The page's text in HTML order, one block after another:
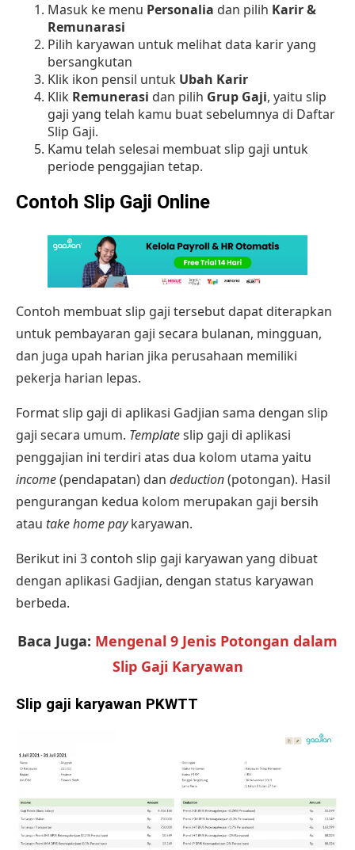
Masuk ke menu Personalia dan pilih Karir &
Remunarasi
Pilih karyawan untuk melihat data karir yang
bersangkutan
Klik ikon pensil untuk Ubah Karir
Klik Remunerasi dan pilih Grup Gaji, yaitu slip
gaji yang telah kamu buat sebelumnya di Daftar
Slip Gaji.
Kamu telah selesai membuat slip gaji untuk
periode penggajian tetap.
Contoh Slip Gaji Online
Contoh membuat slip gaji tersebut dapat diterapkan
untuk pembayaran gaji secara bulanan, mingguan,
dan juga upah harian jika perusahaan memiliki
pekerja harian lepas.
Format slip gaji di aplikasi Gadjian sama dengan slip
gaji secara umum. Templateslip gaji di aplikasi
penggajian ini terdiri atas dua kolom utama yaitu
income(pendapatan) dan deduction(potongan). Hasil
pengurangan kedua kolom merupakan gaji bersih
atau take home paykaryawan.
Berikut ini 3 contoh slip gaji karyawan yang dibuat
dengan aplikasi Gadjian, dengan status karyawan
berbeda.
Baca Juga: Mengenal 9 Jenis Potongan dalam
Slip Gaji Karyawan
Slip gaji karyawan PKWTT